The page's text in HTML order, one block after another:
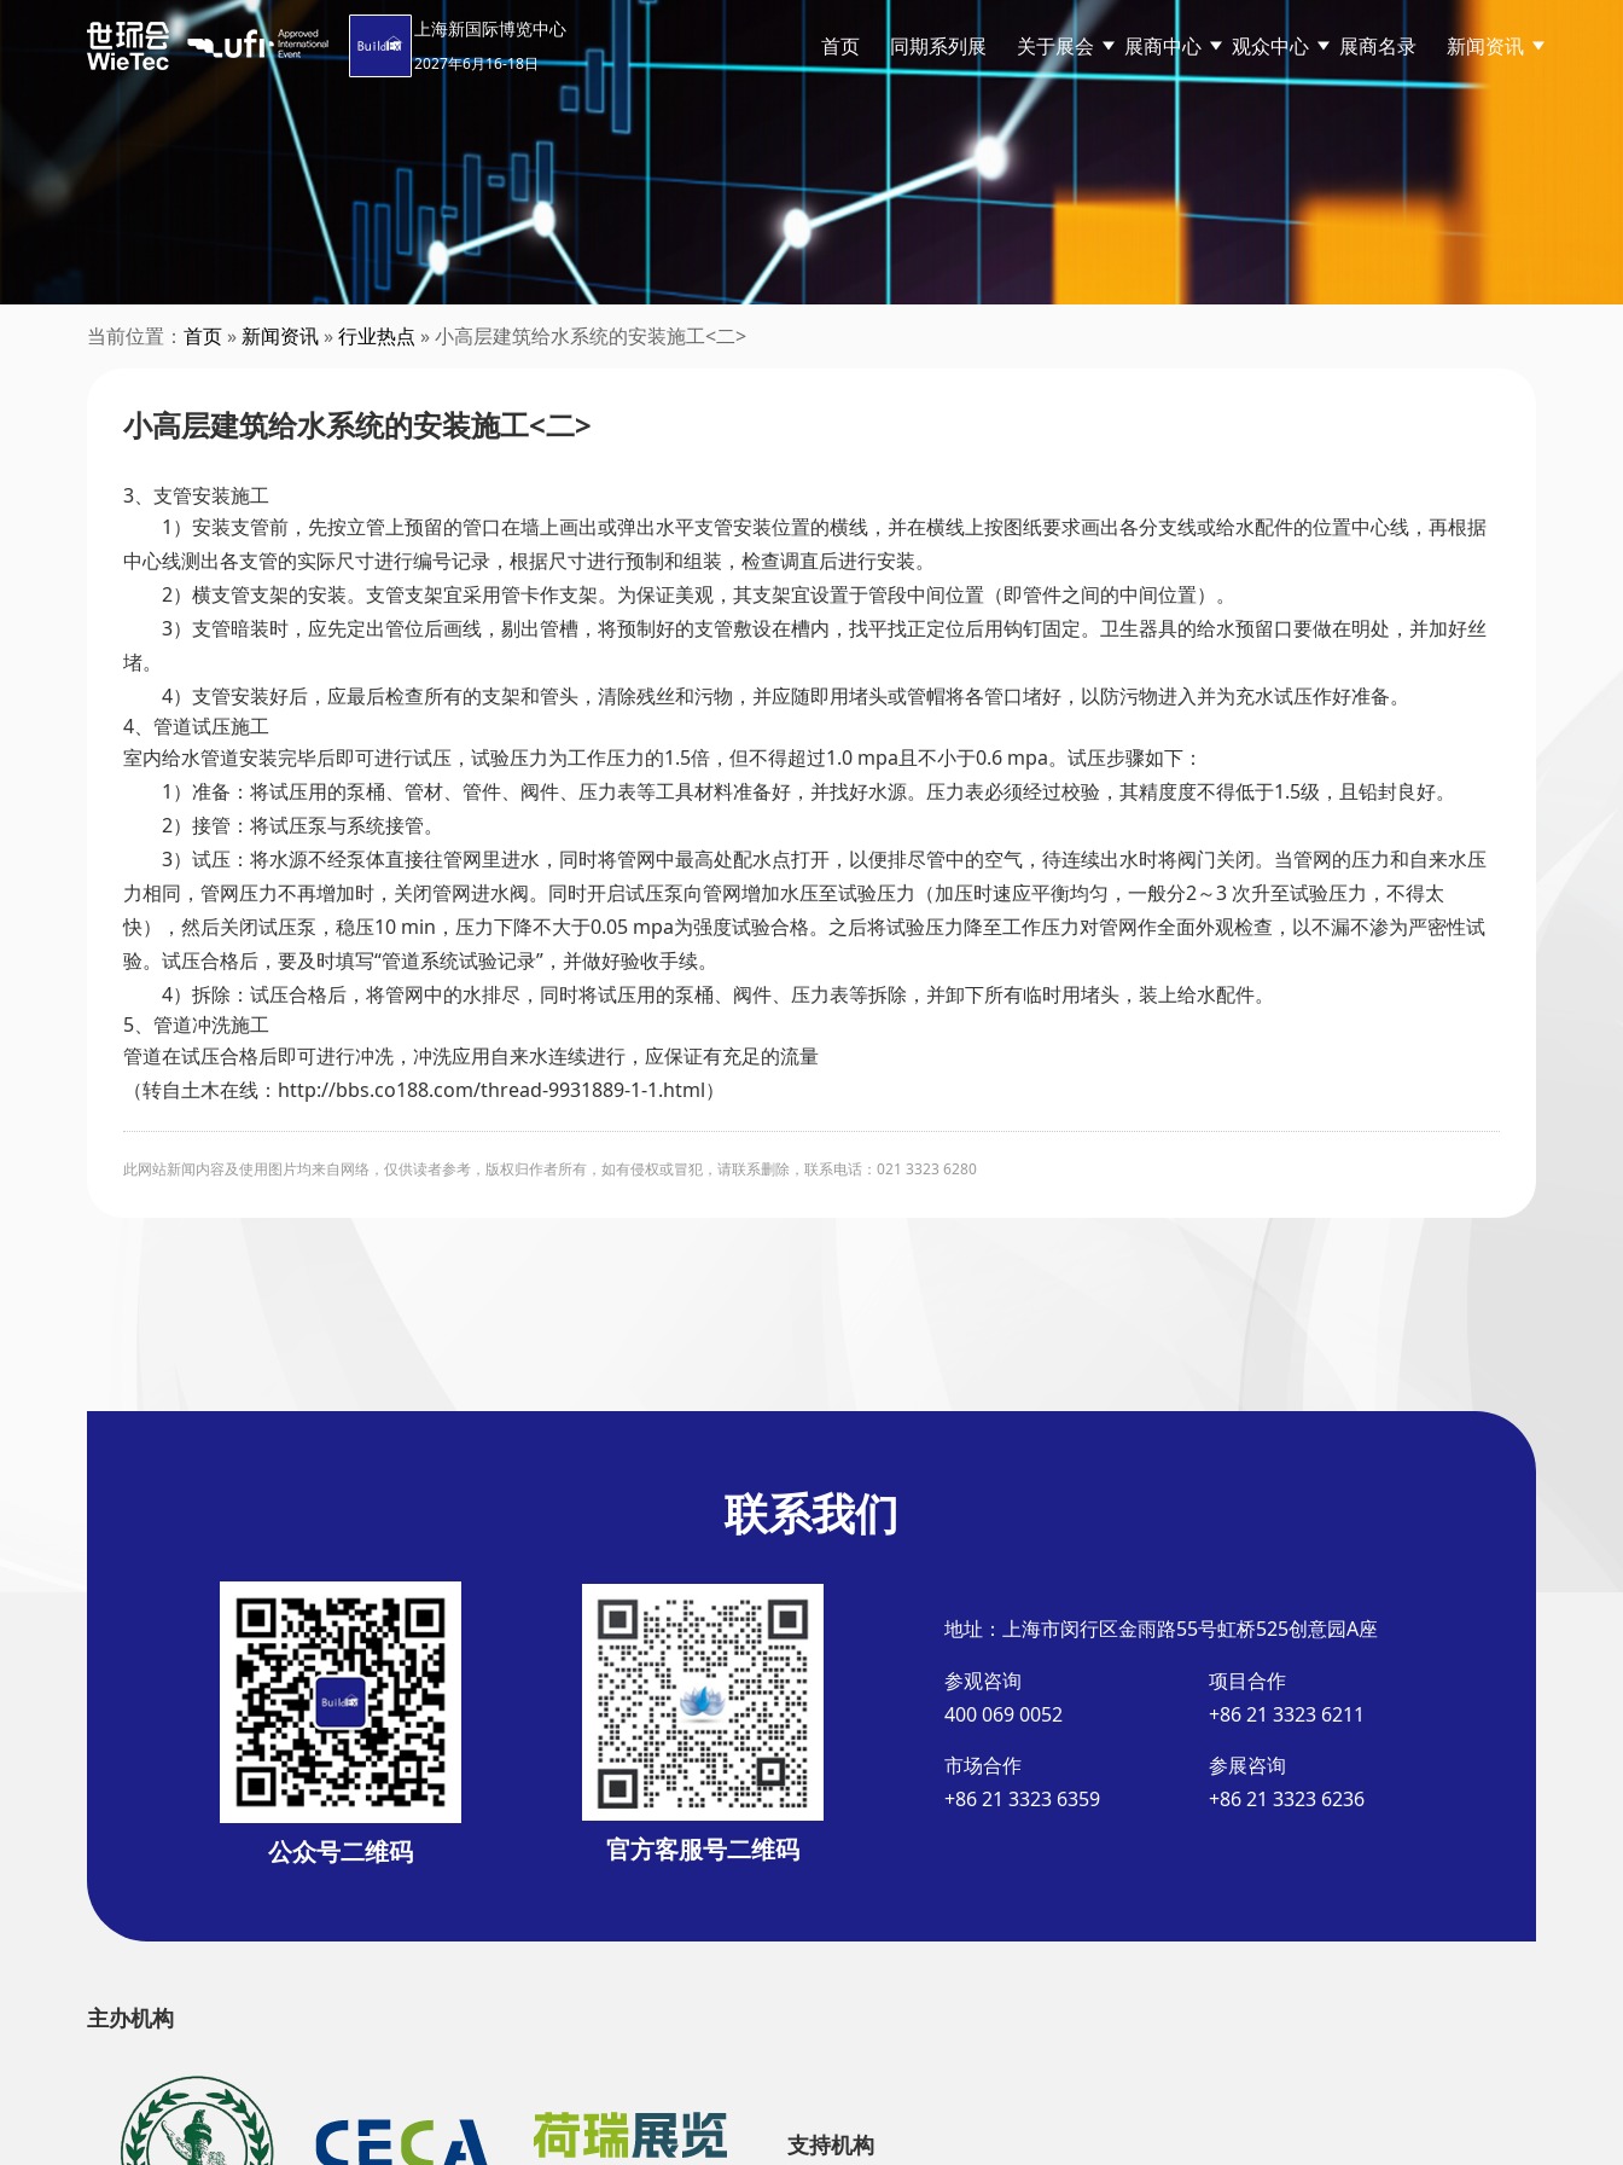
上海新国际博览中心
2027年6月16-18日
首页 同期系列展 关于展会 展商中心 观众中心 展商名录 新闻资讯
当前位置： 首页 » 新闻资讯 »行业热点 » 小高层建筑给水系统的安装施工<二>
小高层建筑给水系统的安装施工<二>
3、支管安装施工
1）安装支管前，先按立管上预留的管口在墙上画出或弹出水平支管安装位置的横线，并在横线上按图纸要求画出各分支线或给水配件的位置中心线，再根据
中心线测出各支管的实际尺寸进行编号记录，根据尺寸进行预制和组装，检查调直后进行安装。
2）横支管支架的安装。支管支架宜采用管卡作支架。为保证美观，其支架宜设置于管段中间位置（即管件之间的中间位置）。
3）支管暗装时，应先定出管位后画线，剔出管槽，将预制好的支管敷设在槽内，找平找正定位后用钩钉固定。卫生器具的给水预留口要做在明处，并加好丝
堵。
4）支管安装好后，应最后检查所有的支架和管头，清除残丝和污物，并应随即用堵头或管帽将各管口堵好，以防污物进入并为充水试压作好准备。
4、管道试压施工
室内给水管道安装完毕后即可进行试压，试验压力为工作压力的1.5倍，但不得超过1.0 mpa且不小于0.6 mpa。试压步骤如下：
1）准备：将试压用的泵桶、管材、管件、阀件、压力表等工具材料准备好，并找好水源。压力表必须经过校验，其精度度不得低于1.5级，且铅封良好。
2）接管：将试压泵与系统接管。
3）试压：将水源不经泵体直接往管网里进水，同时将管网中最高处配水点打开，以便排尽管中的空气，待连续出水时将阀门关闭。当管网的压力和自来水压
力相同，管网压力不再增加时，关闭管网进水阀。同时开启试压泵向管网增加水压至试验压力（加压时速应平衡均匀，一般分2～3 次升至试验压力，不得太
快），然后关闭试压泵，稳压10 min，压力下降不大于0.05 mpa为强度试验合格。之后将试验压力降至工作压力对管网作全面外观检查，以不漏不渗为严密性试
验。试压合格后，要及时填写“管道系统试验记录”，并做好验收手续。
4）拆除：试压合格后，将管网中的水排尽，同时将试压用的泵桶、阀件、压力表等拆除，并卸下所有临时用堵头，装上给水配件。
5、管道冲洗施工
管道在试压合格后即可进行冲冼，冲洗应用自来水连续进行，应保证有充足的流量
（转自土木在线：http://bbs.co188.com/thread-9931889-1-1.html）
此网站新闻内容及使用图片均来自网络，仅供读者参考，版权归作者所有，如有侵权或冒犯，请联系删除，联系电话：021 3323 6280
联系我们
公众号二维码 官方客服号二维码
地址：上海市闵行区金雨路55号虹桥525创意园A座
参观咨询
400 069 0052
项目合作
+86 21 3323 6211
市场合作
+86 21 3323 6359
参展咨询
+86 21 3323 6236
主办机构
支持机构